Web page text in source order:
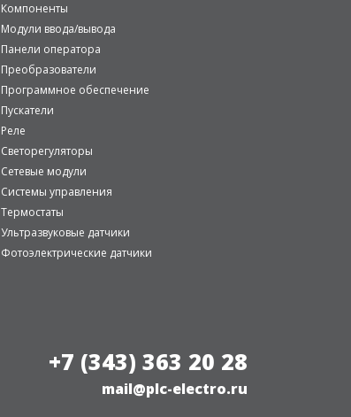
Компоненты
Модули ввода/вывода
Панели оператора
Преобразователи
Программное обеспечение
Пускатели
Реле
Светорегуляторы
Сетевые модули
Системы управления
Термостаты
Ультразвуковые датчики
Фотоэлектрические датчики
+7 (343) 363 20 28
mail@plc-electro.ru